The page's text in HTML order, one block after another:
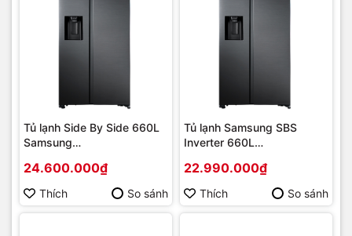
Tủ lạnh Side By Side 660L
Samsung
MỚI 2019 | Hàng chính
hãng
24.600.000₫
Thích So sánh
Tủ lạnh Samsung SBS
Inverter 660L
2020 | Hàng chính hãng
22.990.000₫
Thích So sánh